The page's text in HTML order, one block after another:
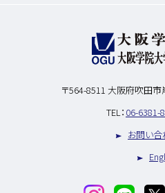
〒564-8511 大阪府吹田市
TEL： 06-6381-
お問い